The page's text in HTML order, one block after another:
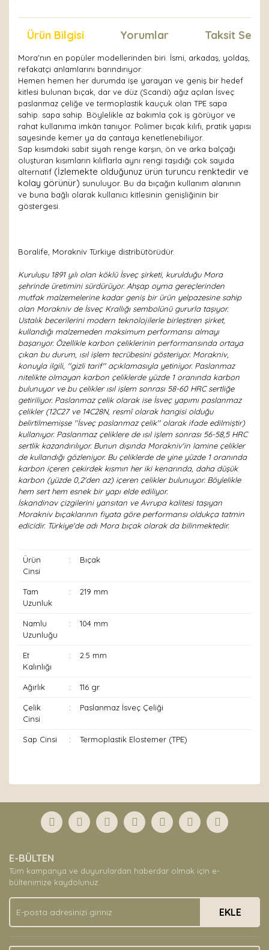
Ürün Bilgisi Yorumlar Taksit
Mora'nın en popüler modellerinden biri. İsmi, arkadaş, yoldaş,
refakatçi anlamlarını barındırıyor.
Hemen hemen her durumda işe yarayan ve geniş bir hedef
kitlesi bulunan bıçak, dar ve düz (Scandi) ağız açılan İsveç
paslanmaz çeliğe ve termoplastik kauçuk olan TPE sapa
sahip. sapa sahip. Böylelikle az bakımla çok iş görüyor ve
rahat kullanıma imkân tanıyor. Polimer bıçak kılıfı, pratik yapısı
sayesinde kemer ya da çantaya kenetlenebiliyor.
Sap kısımdaki sabit siyah renge karşın, ön ve arka balçağı
oluşturan kısımların kılıflarla aynı rengi taşıdığı çok sayıda
alternatif (İzlemekte olduğunuz ürün turuncu renktedir ve
kolay görünür) sunuluyor. Bu da bıçağın kullanım alanının
ve buna bağlı olarak kullanıcı kitlesinin genişliğinin bir
göstergesi.
Boralife, Morakniv Türkiye distribütörüdür.
Kuruluşu 1891 yılı olan köklü İsveç şirketi, kurulduğu Mora
şehrinde üretimini sürdürüyor. Ahşap oyma gereçlerinden
mutfak malzemelerine kadar geniş bir ürün yelpazesine sahip
olan Morakniv de İsveç Krallığı sembolünü gururla taşıyor.
Ustalık becerilerini modern teknolojilerle birleştiren şirket,
kullandığı malzemeden maksimum performansı almayı
başarıyor. Özellikle karbon çeliklerinin performansında ortaya
çıkan bu durum, ısıl işlem tecrübesini gösteriyor. Morakniv,
konuyla ilgili, ''gizli tarif'' açıklamasıyla yetiniyor. Paslanmaz
nitelikte olmayan karbon çeliklerde yüzde 1 oranında karbon
bulunuyor ve bu çelikler ısıl işlem sonrası 58-60 HRC sertliğe
getiriliyor. Paslanmaz çelik olarak ise İsveç yapımı paslanmaz
çelikler (12C27 ve 14C28N, resmî olarak hangisi olduğu
belirtilmemişse ''İsveç paslanmaz çelik'' olarak ifade edilmiştir)
kullanıyor. Paslanmaz çeliklere de ısıl işlem sonrası 56-58,5 HRC
sertlik kazandırılıyor. Bunun dışında Morakniv'in lamine çelikler
de kullandığı gözleniyor. Bu çeliklerde de yine yüzde 1 oranında
karbon içeren çekirdek kısmın her iki kenarında, daha düşük
karbon (yüzde 0,2'den az) içeren çelikler bulunuyor. Böylelikle
hem sert hem esnek bir yapı elde ediliyor.
İskandinav çizgilerini yansıtan ve Avrupa kalitesi taşıyan
Morakniv bıçaklarının fiyata göre performansı oldukça tatmin
edicidir. Türkiye'de adı Mora bıçak olarak da bilinmektedir.
Ürün
Cinsi
: Bıçak
Tam
Uzunluk
: 219 mm
Namlu
Uzunluğu
: 104 mm
Et
Kalınlığı
: 2.5 mm
Ağırlık : 116 gr
Çelik
Cinsi
: Paslanmaz İsveç Çeliği
Sap Cinsi : Termoplastik Elostemer (TPE)
Yorum Yaz
formunu kullanarak tarafımıza iletebilirsiniz.
Görüş ve önerileriniz için teşekkür ederiz.
Ürün açıklamasında eksik bilgiler bulunuyor.
Ürün bilgilerinde hatalar bulunuyor.
Ürün fiyatı diğer sitelerden daha pahalı.
Bu ürüne benzer farklı alternatifler olmalı.
E-BÜLTEN
Tüm kampanya ve duyurulardan haberdar olmak için e-
bültenimize kaydolunuz.
EKLE